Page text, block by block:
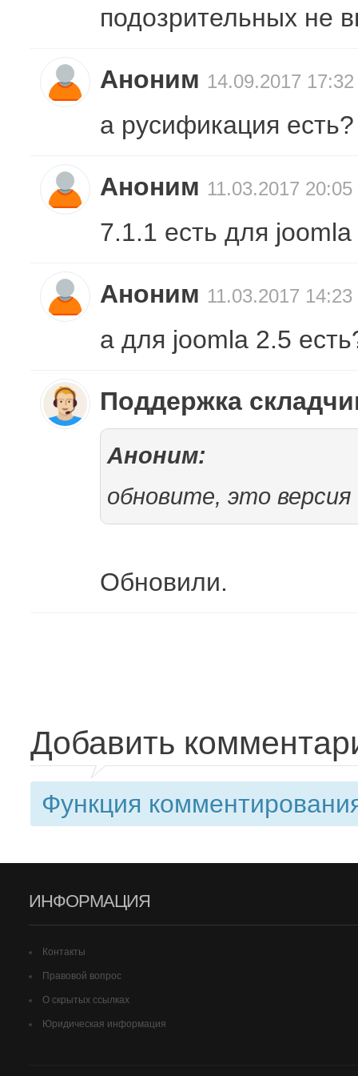
подозрительных не
Аноним 14.09.2017 17:32
а русификация
Аноним 11.03.2017 20:05
7.1.1 есть для
Аноним 11.03.2017 14:23
а для joomla 2.5
Поддержка
Аноним:
обновите, это версия
Обновили.
Добавить
Функция
ИНФОРМАЦИЯ
Контакты
Правовой вопрос
О скрытых ссылках
Юридическая информация